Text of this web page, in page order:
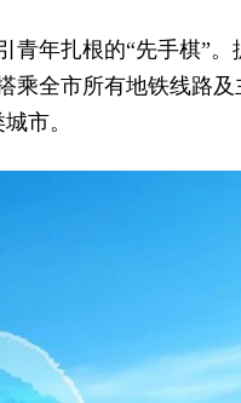
年扎根的“先手棋”。
乘全市所有地铁线路及
市。